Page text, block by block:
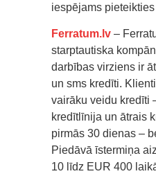
iespējams pieteikties
Ferratum.lv –
starptautiska
darbības virziens ir
un sms kredīti.
vairāku veidu kredīti
kredītlīnija un ātrais
pirmās 30 dienas –
Piedāvā īstermiņa
10 līdz EUR 400